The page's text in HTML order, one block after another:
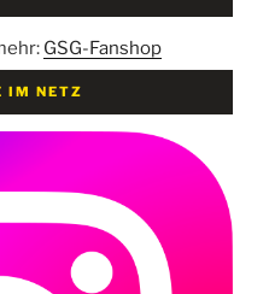
GSG-Fanshop
IM NETZ